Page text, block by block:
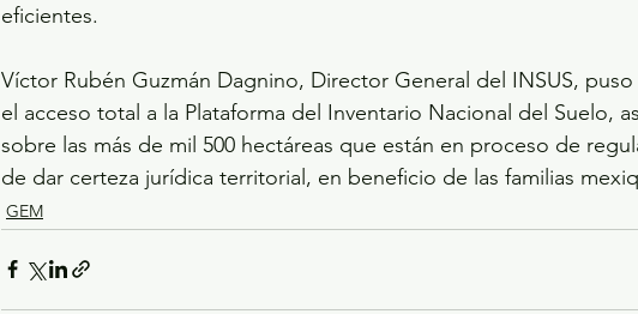
eficientes.
Víctor Rubén Guzmán Dagnino, Director General del INSUS,
el acceso total a la Plataforma del Inventario Nacional del Suelo,
sobre las más de mil 500 hectáreas que están en proceso de
de dar certeza jurídica territorial, en beneficio de las familias
GEM